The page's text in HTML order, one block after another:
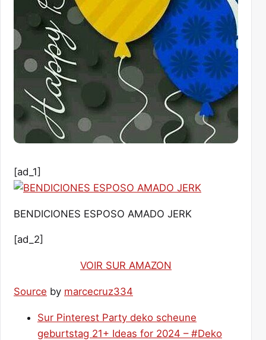
[ad_1]
BENDICIONES ESPOSO AMADO JERK
[ad_2]
VOIR SUR AMAZON
Source by marcecruz334
Sur Pinterest Party deko scheune
geburtstag 21+ Ideas for 2024 – #Deko